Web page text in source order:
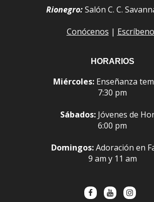
Rionegro:Salón C. C.
Conócenos |
HORARIOS
Miércoles: Enseñanza
7:30 pm
Sábados:Jóvenes de
6:00 pm
Domingos:Adoración en
9 am y 11 am